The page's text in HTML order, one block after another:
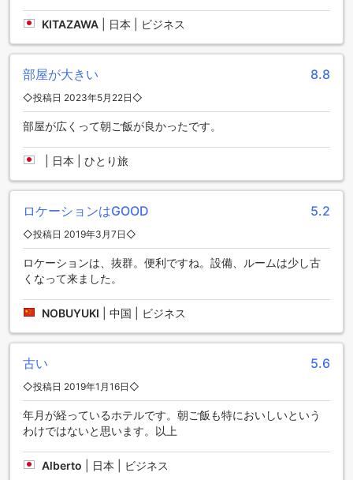
快適な滞在をサポートする便利な施設
ノボテル スラバヤ ホテルは、快適な滞在をサポートするため
ーサービスがありますので、長期滞在のお客様も安心して洗
濯物をお預けいただけます。また、ルームサービスもご利用
いただけますので、お部屋でゆっくりとお食事を楽しむこと
ができます。さらに、セーフティボックスやコンシェルジュ
ことができます。公共エリアではWi-Fiが利用可能であり、快
適なインターネット接続が可能です。喫煙席も設けられてお
り、喫煙者のお客様にも配慮されています。全客室で無料の
Wi-Fiが提供されており、滞在中にインターネットを利用する
ことができます。さらに、ドライクリーニングや荷物預か
り、デイリーハウスキーピングなどのサービスもご利用いた
だけます。ノボテル スラバヤ ホテルは、快適な滞在をお求め
の方におすすめのホテルです。
便利な交通施設で快適な滞在を ノボテル スラバヤ ホテル
ノボテル スラバヤ ホテルは、快適な滞在をお約束するために
さまざまな交通施設を提供しています。まず、空港への送迎
サービスがありますので、到着時や出発時に便利にご利用い
お車でお越しのお客様にも安心してご利用いただけます。さ
らに、ホテル周辺の移動に困ることはありません。タクシー
サービスもご利用いただけますので、観光やビジネスの際に
便利です。ノボテル スラバヤ ホテルは、交通施設の充実度に
より、お客様の快適な滞在をサポートします。
KITAZAWA 日本 | ビジネス
部屋が大きい 8.8
◇投稿日 2023年5月22日◇
部屋が広くって朝ご飯が良かったです。
日本 | ひとり旅
ロケーションはGOOD 5.2
◇投稿日 2019年3月7日◇
ロケーションは、抜群。便利ですね。設備、ルームは少し古
くなって来ました。
NOBUYUKI 中国 | ビジネス
古い 5.6
◇投稿日 2019年1月16日◇
年月が経っているホテルです。朝ご飯も特においしいという
わけではないと思います。以上
Alberto 日本 | ビジネス